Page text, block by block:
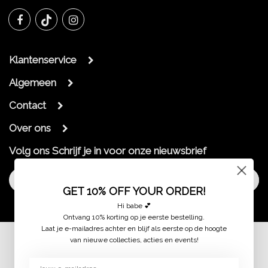
Klantenservice
Algemeen
Contact
Over ons
Volg ons Schrijf je in voor onze nieuwsbrief
GET 10% OFF YOUR ORDER!
Hi babe 💕
Ontvang 10% korting op je eerste bestelling.
Laat je e-mailadres achter en blijf als eerste op de hoogte
van nieuwe collecties, acties en events!